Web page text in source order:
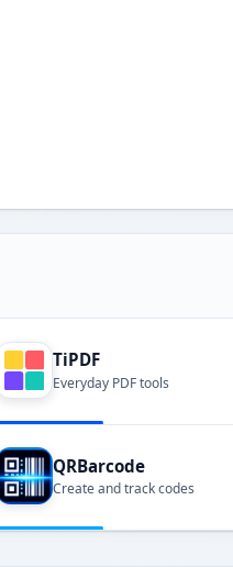
TiPDF
Everyday PDF tools
QRBarcode
Create and track codes